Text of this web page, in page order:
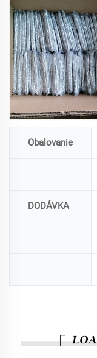
Obalovanie
DODÁVKA